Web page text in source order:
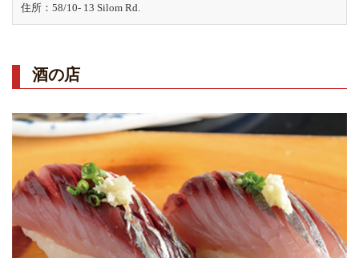
住所：58/10- 13 Silom Rd.
酒の店